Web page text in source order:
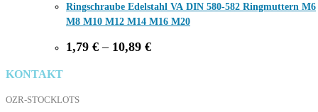
Ringschraube Edelstahl VA DIN 580-582 Ringmuttern M6
M8 M10 M12 M14 M16 M20
1,79 € – 10,89 €Price
KONTAKT
OZR-STOCKLOTS